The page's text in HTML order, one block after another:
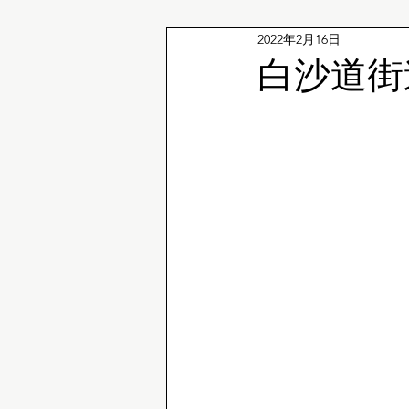
企鵝冷知識
白沙道
2022年2月16日